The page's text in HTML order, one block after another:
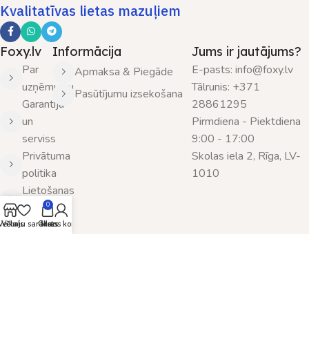
Kvalitatīvas lietas mazuļiem
Foxy.lv
Par
uzņēmumu
Garantija
un
serviss
Privātuma
politika
Lietošanas
noteikumi
Sazināties
Informācija
Apmaksa & Piegāde
Pasūtījumu izsekošana
Jums ir jautājums?
E-pasts: info@foxy.lv
Tālrunis: +371
28861295
Pirmdiena - Piektdiena
9:00 - 17:00
Skolas iela 2, Rīga, LV-
1010
Vēlmju saraksts
0
Grozs
Mans konts